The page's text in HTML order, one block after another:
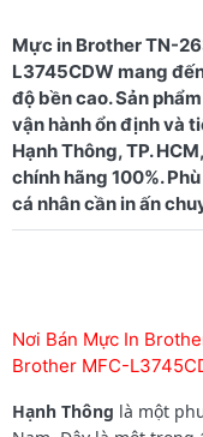
Mực in Brother TN-
L3745CDW mang
độ bền cao. Sản
vận hành ổn định và
Hạnh Thông, TP.
chính hãng 100%.
Nơi Bán Mực In
Brother MFC-
Hạnh Thông là một